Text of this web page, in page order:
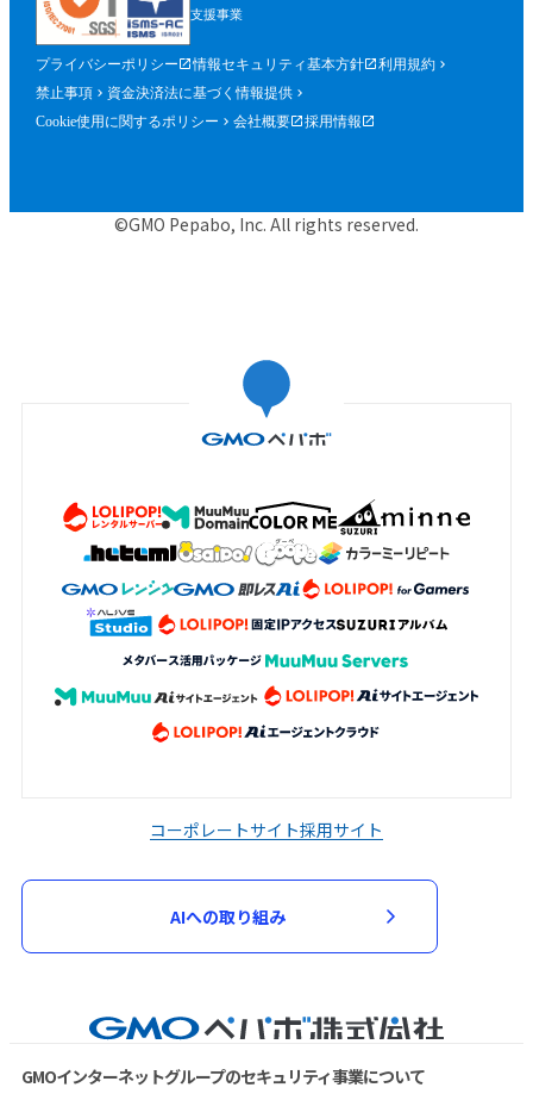
支援事業
プライバシーポリシー 情報セキュリティ基本方針
利用規約
禁止事項
資金決済法に基づく情報提供
Cookie使用に関するポリシー
会社概要 採用情報
©GMO Pepabo, Inc. All rights reserved.
コーポレートサイト採用サイト
AIへの取り組み
GMOインターネットグループのセキュリティ事業について